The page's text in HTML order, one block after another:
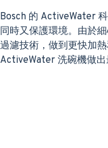
Bosch 的 ActiveWater
同時又保護環境。由於
過濾技術，做到更快加
ActiveWater 洗碗機做出